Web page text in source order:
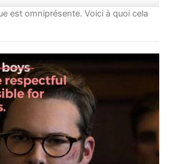
est omniprésente. Voici à quoi cela